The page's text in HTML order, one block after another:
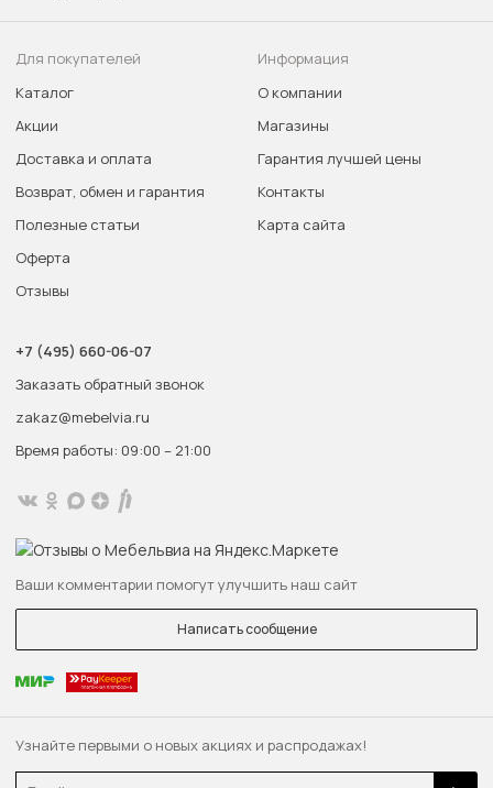
Узнайте первыми о новых акциях и распродажах!
Для покупателей
Каталог
Акции
Доставка и оплата
Возврат, обмен и гарантия
Полезные статьи
Оферта
Отзывы
Информация
О компании
Магазины
Гарантия лучшей цены
Контакты
Карта сайта
+7 (495) 660-06-07
Заказать обратный звонок
zakaz@mebelvia.ru
Время работы: 09:00 – 21:00
Ваши комментарии помогут улучшить наш сайт
Написать сообщение